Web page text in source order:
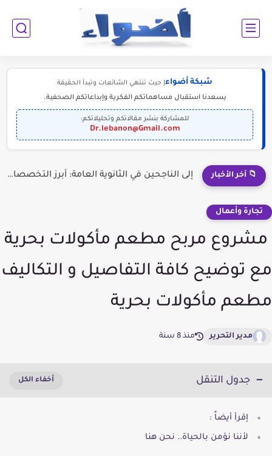
شبكة أضواء | حيث تنتهي الشائعات وتبدأ الحقيقة
يسعدنا استقبال مساهماتكم الفكرية وإبداعاتكم الصحفية.
للمشاركة بنشر مقالاتكم وتحليلاتكم:
Dr.lebanon@Gmail.com
📁 آخر الأخبار هل انتهى الشغف بالعودة إلى غزة؟
تجارة وأعمال
​ مشروع مربح مطعم مأكولات بحرية
مع توضيح كافة التفاصيل و التكاليف
مطعم مأكولات بحرية
مدير التحرير منذ 8 سنة
جدول التنقل
إقرأ أيضاً :
لأننا نؤمن بالحياة.. نحن هنا